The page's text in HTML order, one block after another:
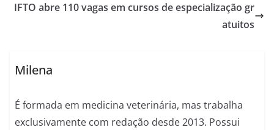
IFTO abre 110 vagas em cursos de especialização gr
atuitos
Milena
É formada em medicina veterinária, mas trabalha
exclusivamente com redação desde 2013. Possui